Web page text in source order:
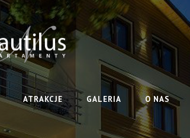
ATRAKCJE GALERIA O NAS